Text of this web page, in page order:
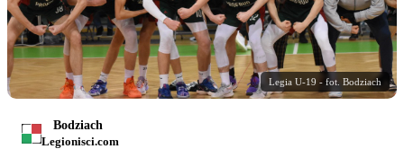
Legia U-19 - fot. Bodziach
Bodziach
Legionisci.com